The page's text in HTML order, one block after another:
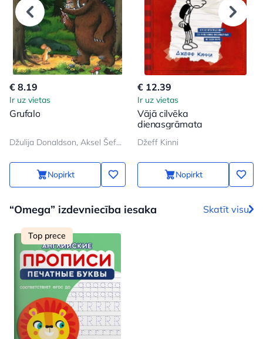
€ 8.19
Ir uz vietas
Grufalo
Džulija Donaldson, Aksel Šeffler
Nopirkt
€ 12.39
Ir uz vietas
Vājā cilvēka
dienasgrāmata
Džeff Kinni
Nopirkt
“Omega” izdevniecība iesaka Skatīt visu
Top prece